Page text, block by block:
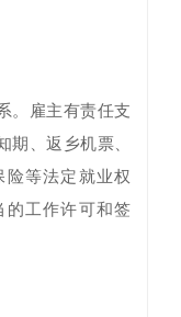
。雇主有责任支
、返乡机票、
等法定就业权
的工作许可和签